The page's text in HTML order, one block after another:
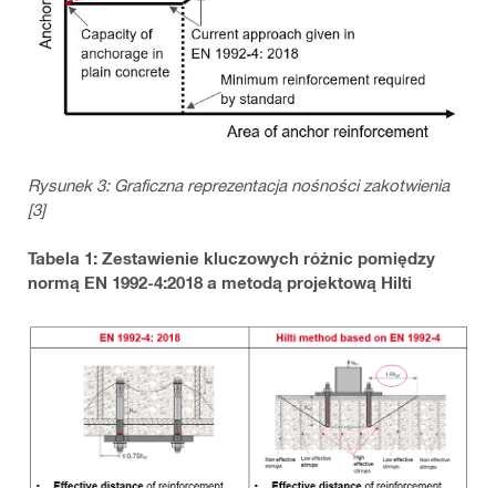
Rysunek 3: Graficzna reprezentacja nośności zakotwienia
[3]
Tabela 1: Zestawienie kluczowych różnic pomiędzy
normą EN 1992‑4:2018 a metodą projektową Hilti